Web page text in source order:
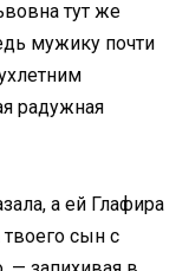
тут же
мужику почти
радужная
а ей Глафира
сын с